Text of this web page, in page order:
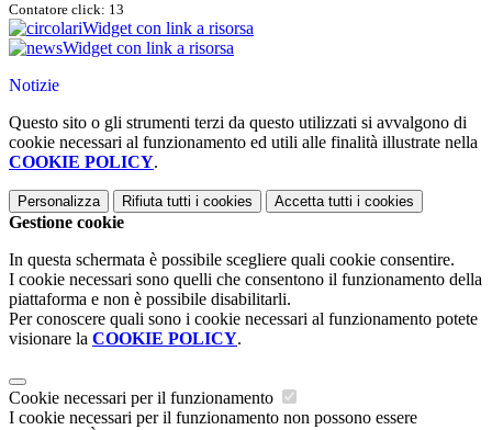
Contatore click: 13
Widget con link a risorsa
Widget con link a risorsa
Notizie
Questo sito o gli strumenti terzi da questo utilizzati si avvalgono di
cookie necessari al funzionamento ed utili alle finalità illustrate nella
COOKIE POLICY.
Personalizza Rifiuta tutti i cookies Accetta tutti i cookies
Gestione cookie
In questa schermata è possibile scegliere quali cookie consentire.
I cookie necessari sono quelli che consentono il funzionamento della
piattaforma e non è possibile disabilitarli.
Per conoscere quali sono i cookie necessari al funzionamento potete
visionare la COOKIE POLICY.
Cookie necessari per il funzionamento
I cookie necessari per il funzionamento non possono essere